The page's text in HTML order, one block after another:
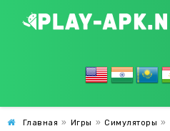
Главная » Игры » Симуляторы »